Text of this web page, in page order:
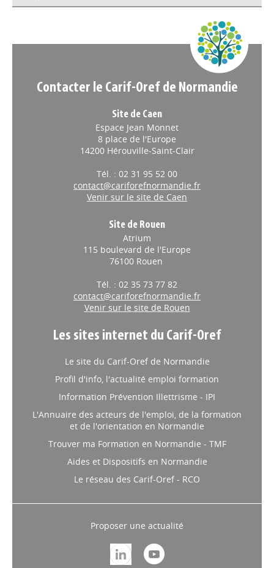
Contacter le Carif-Oref de Normandie
Site de Caen
Espace Jean Monnet
8 place de l'Europe
14200 Hérouville-Saint-Clair
Tél. : 02 31 95 52 00
contact@cariforefnormandie.fr
Venir sur le site de Caen
Site de Rouen
Atrium
115 boulevard de l'Europe
76100 Rouen
Tél. : 02 35 73 77 82
contact@cariforefnormandie.fr
Venir sur le site de Rouen
Les sites internet du Carif-Oref
Le site du Carif-Oref de Normandie
Profil d'info, l'actualité emploi formation
Information Prévention Illettrisme - IPI
L'Annuaire des acteurs de l'emploi, de la formation
et de l'orientation en Normandie
Trouver ma Formation en Normandie - TMF
Aides et Dispositifs en Normandie
Le réseau des Carif-Oref - RCO
Proposer une actualité